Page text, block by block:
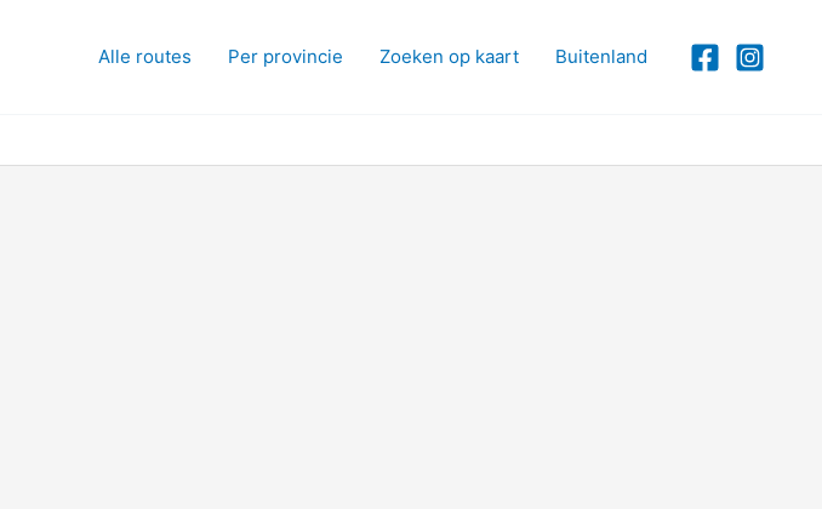
Alle routes Per provincie Zoeken op kaart Buitenland